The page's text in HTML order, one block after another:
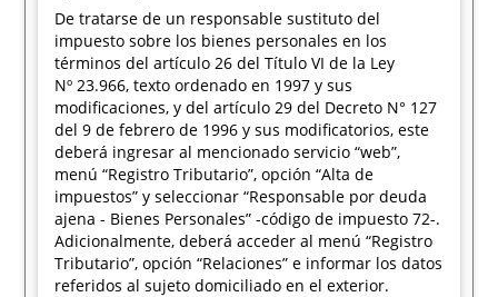
De tratarse de un responsable sustituto del
impuesto sobre los bienes personales en los
términos del artículo 26 del Título VI de la Ley
Nº 23.966, texto ordenado en 1997 y sus
modificaciones, y del artículo 29 del Decreto N° 127
del 9 de febrero de 1996 y sus modificatorios, este
deberá ingresar al mencionado servicio “web”,
menú “Registro Tributario”, opción “Alta de
impuestos” y seleccionar “Responsable por deuda
ajena - Bienes Personales” -código de impuesto 72-.
Adicionalmente, deberá acceder al menú “Registro
Tributario”, opción “Relaciones” e informar los datos
referidos al sujeto domiciliado en el exterior.